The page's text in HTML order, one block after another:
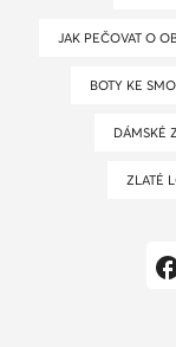
JAK PEČOVAT O
BOTY KE
ZLATÉ